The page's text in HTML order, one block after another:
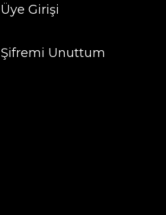
Üye Girişi
Şifremi Unuttum